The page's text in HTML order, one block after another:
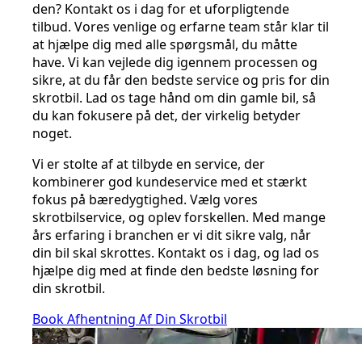
den? Kontakt os i dag for et uforpligtende
tilbud. Vores venlige og erfarne team står klar til
at hjælpe dig med alle spørgsmål, du måtte
have. Vi kan vejlede dig igennem processen og
sikre, at du får den bedste service og pris for din
skrotbil. Lad os tage hånd om din gamle bil, så
du kan fokusere på det, der virkelig betyder
noget.
Vi er stolte af at tilbyde en service, der
kombinerer god kundeservice med et stærkt
fokus på bæredygtighed. Vælg vores
skrotbilservice, og oplev forskellen. Med mange
års erfaring i branchen er vi dit sikre valg, når
din bil skal skrottes. Kontakt os i dag, og lad os
hjælpe dig med at finde den bedste løsning for
din skrotbil.
Book Afhentning Af Din Skrotbil